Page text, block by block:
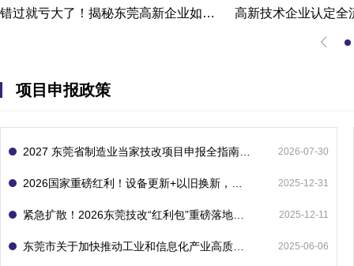
错过就亏大了！揭秘东莞高新企业如何轻松拿下省级技术改造项目300万补贴
项目申报政策
2026-07-30
2025-12-31
2025-12-11
2025-06-06